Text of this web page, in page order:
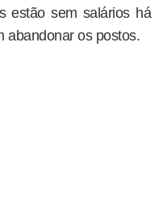
estão sem salários há
abandonar os postos.